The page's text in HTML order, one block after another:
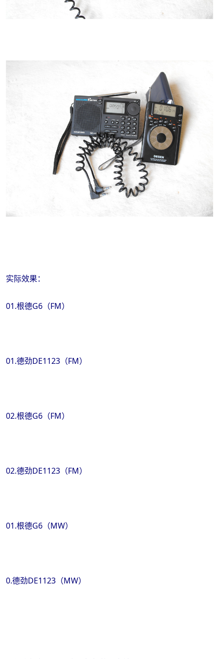
实际效果：
01.根德G6（FM）
01.德劲DE1123（FM）
02.根德G6（FM）
02.德劲DE1123（FM）
01.根德G6（MW）
0.德劲DE1123（MW）